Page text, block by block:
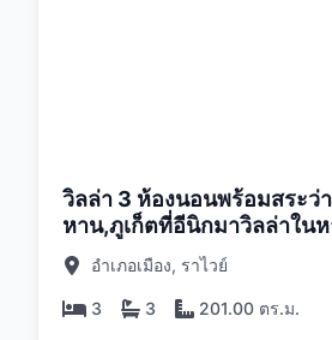
วิลล่า 3 ห้องนอนพร้อมสระว่
หาน,ภูเก็ตที่อีนิกมาวิลล่าใน
อำเภอเมือง, ราไวย์
3 3 201.00 ตร.ม.